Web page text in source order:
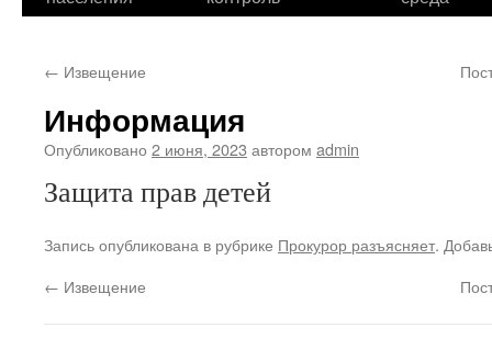
← Извещение
Информация
Опубликовано 2 июня, 2023 автором admin
Защита прав детей
Запись опубликована в рубрике Прокурор разъясняет.
← Извещение